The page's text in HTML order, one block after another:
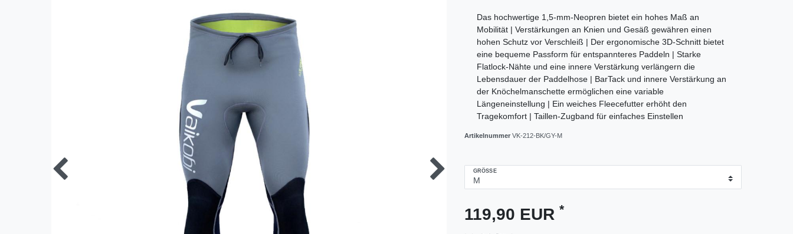
Das hochwertige 1,5-mm-Neopren bietet ein hohes Maß an
Mobilität | Verstärkungen an Knien und Gesäß gewähren einen
hohen Schutz vor Verschleiß | Der ergonomische 3D-Schnitt bietet
eine bequeme Passform für entspannteres Paddeln | Starke
Flatlock-Nähte und eine innere Verstärkung verlängern die
Lebensdauer der Paddelhose | BarTack und innere Verstärkung an
der Knöchelmanschette ermöglichen eine variable
Längeneinstellung | Ein weiches Fleecefutter erhöht den
Tragekomfort | Taillen-Zugband für einfaches Einstellen
Artikelnummer VK-212-BK/GY-M
GRÖSSE
119,90 EUR *